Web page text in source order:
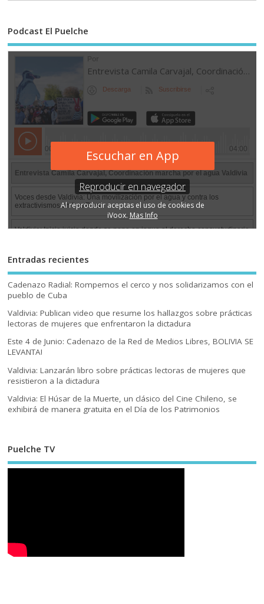
Podcast El Puelche
Entradas recientes
Cadenazo Radial: Rompemos el cerco y nos solidarizamos con el
pueblo de Cuba
Valdivia: Publican video que resume los hallazgos sobre prácticas
lectoras de mujeres que enfrentaron la dictadura
Este 4 de Junio: Cadenazo de la Red de Medios Libres, BOLIVIA SE
LEVANTA!
Valdivia: Lanzarán libro sobre prácticas lectoras de mujeres que
resistieron a la dictadura
Valdivia: El Húsar de la Muerte, un clásico del Cine Chileno, se
exhibirá de manera gratuita en el Día de los Patrimonios
Puelche TV